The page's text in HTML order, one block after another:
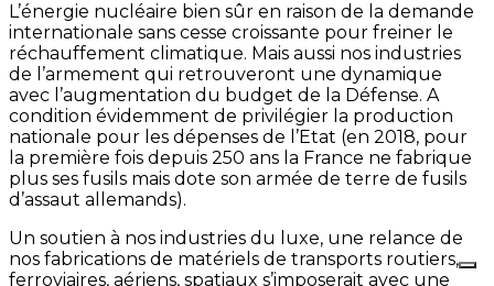
L’énergie nucléaire bien sûr en raison de la demande
internationale sans cesse croissante pour freiner le
réchauffement climatique. Mais aussi nos industries
de l’armement qui retrouveront une dynamique
avec l’augmentation du budget de la Défense. A
condition évidemment de privilégier la production
nationale pour les dépenses de l’Etat (en 2018, pour
la première fois depuis 250 ans la France ne fabrique
plus ses fusils mais dote son armée de terre de fusils
d’assaut allemands).
Un soutien à nos industries du luxe, une relance de
nos fabrications de matériels de transports routiers,
ferroviaires, aériens, spatiaux s’imposerait avec une